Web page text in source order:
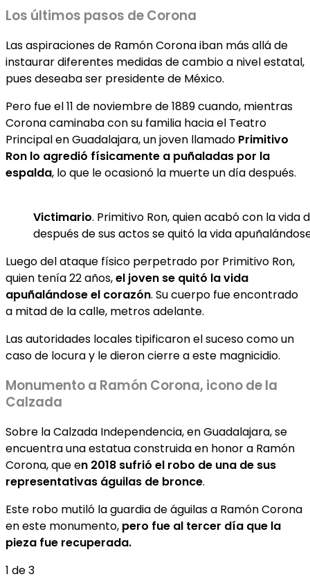
Los últimos pasos de Corona
Las aspiraciones de Ramón Corona iban más allá de
instaurar diferentes medidas de cambio a nivel estatal,
pues deseaba ser presidente de México.
Pero fue el 11 de noviembre de 1889 cuando, mientras
Corona caminaba con su familia hacia el Teatro
Principal en Guadalajara, un joven llamado Primitivo
Ron lo agredió físicamente a puñaladas por la
espalda, lo que le ocasionó la muerte un día después.
Victimario. Primitivo Ron, quien acabó con la vida
después de sus actos se quitó la vida
Luego del ataque físico perpetrado por Primitivo Ron,
quien tenía 22 años,el joven se quitó la vida
apuñalándose el corazón. Su cuerpo fue encontrado
a mitad de la calle, metros adelante.
Las autoridades locales tipificaron el suceso como un
caso de locura y le dieron cierre a este magnicidio.
Monumento a Ramón Corona, icono de la
Calzada
Sobre la Calzada Independencia, en Guadalajara, se
encuentra una estatua construida en honor a Ramón
Corona, que en 2018 sufrió el robo de una de sus
representativas águilas de bronce.
Este robo mutiló la guardia de águilas a Ramón Corona
en este monumento, pero fue al tercer día que la
pieza fue recuperada.
1 de 3